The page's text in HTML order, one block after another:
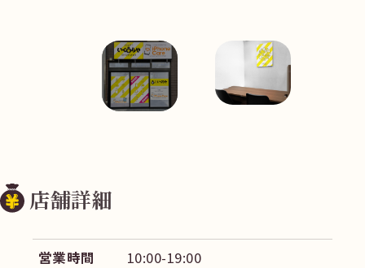
店舗詳細
営業時間
10:00-19:00